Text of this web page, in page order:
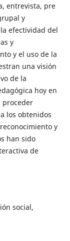
entrevista, pre
y
efectividad del
y
y el uso de la
una visión
de la
hoy en
proceder
los obtenidos
y
han sido
de
social,